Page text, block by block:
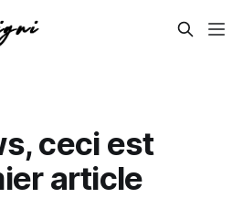
ceci est
article